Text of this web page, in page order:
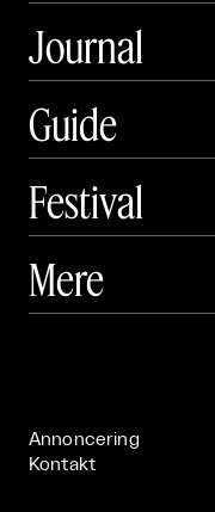
Journal
Guide
Festival
 Art Matter Festival
Mere
Annoncering
Kontakt